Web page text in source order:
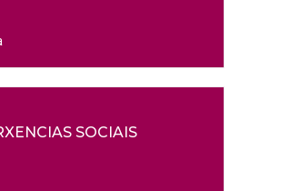
SOCIAIS